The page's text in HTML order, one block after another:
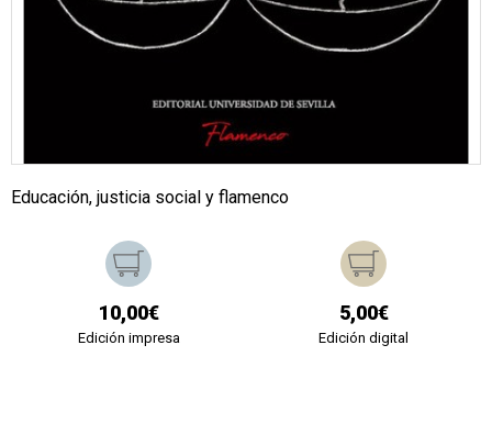
Educación, justicia social y flamenco
10,00€
Edición impresa
5,00€
Edición digital